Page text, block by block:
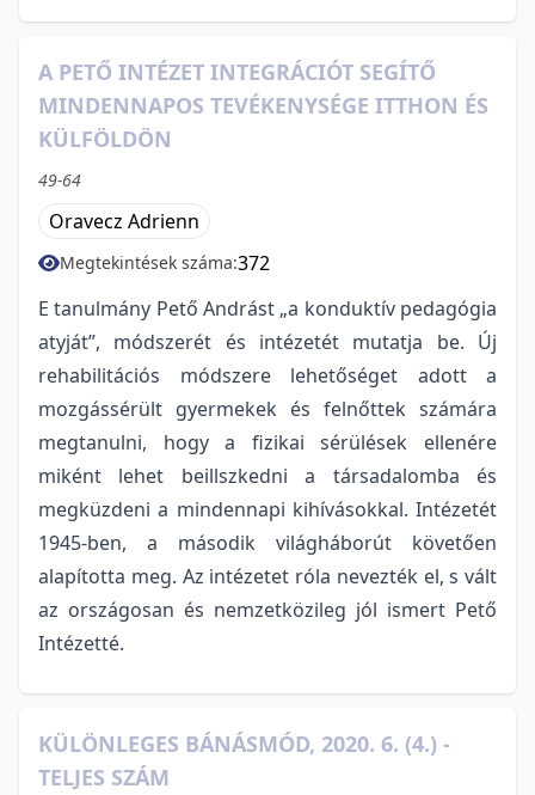
A PETŐ INTÉZET INTEGRÁCIÓT SEGÍTŐ
MINDENNAPOS TEVÉKENYSÉGE ITTHON ÉS
KÜLFÖLDÖN
49-64
Oravecz Adrienn
Megtekintések száma:372
E tanulmány Pető Andrást „a konduktív pedagógia
atyját”, módszerét és intézetét mutatja be. Új
rehabilitációs módszere lehetőséget adott a
mozgássérült gyermekek és felnőttek számára
megtanulni, hogy a fizikai sérülések ellenére
miként lehet beillszkedni a társadalomba és
megküzdeni a mindennapi kihívásokkal. Intézetét
1945-ben, a második világháborút követően
alapította meg. Az intézetet róla nevezték el, s vált
az országosan és nemzetközileg jól ismert Pető
Intézetté.
KÜLÖNLEGES BÁNÁSMÓD, 2020. 6. (4.) -
TELJES SZÁM